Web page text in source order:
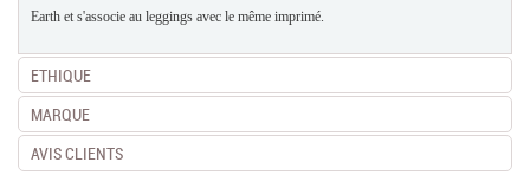
Earth et s'associe au leggings avec le même imprimé.
ETHIQUE
MARQUE
AVIS CLIENTS